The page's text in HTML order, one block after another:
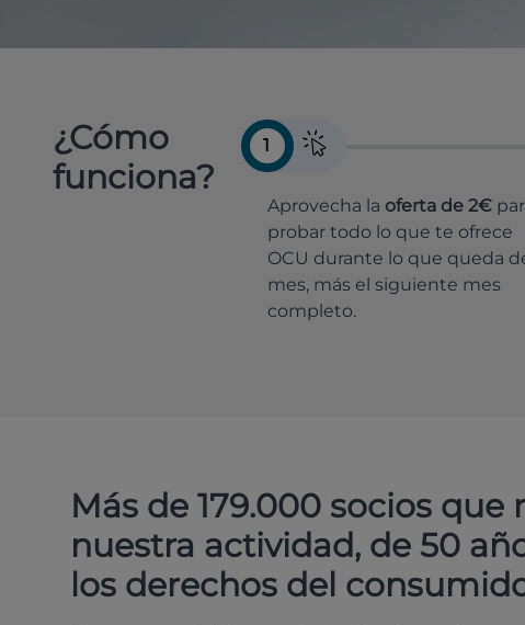
¿Cómo
funciona?
1
Aprovecha la oferta de 2€
probar todo lo que te ofrece
OCU durante lo que queda
mes, más el siguiente mes
completo.
Más de 179.000 socios que
nuestra actividad, de 50
los derechos del